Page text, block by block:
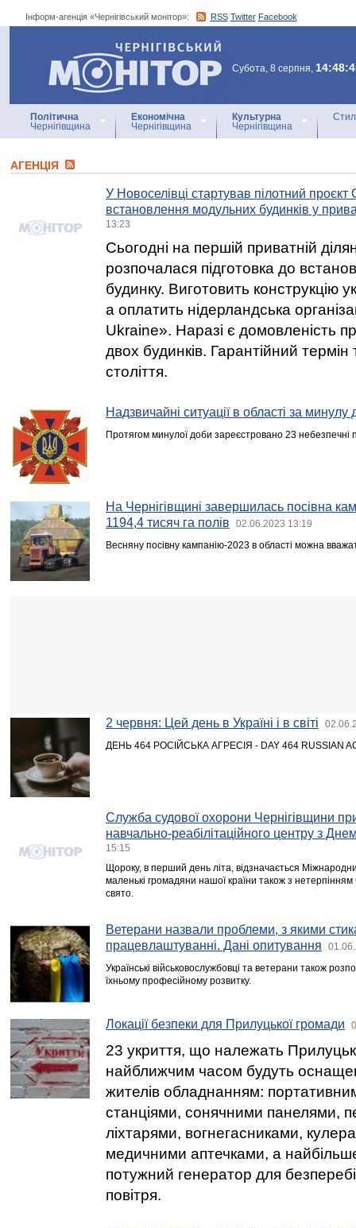
Інформ-агенція «Чернігівський монітор»: RSS Twitter Facebook
Інформ-агенція
«Чернігівський монітор»
Субота, 8 серпня,
Політична
Чернігівщина
Економічна
Чернігівщина
Культурна
Чернігівщина
АГЕНЦIЯ
У Новоселівці стартував пілотний проєкт
встановлення модульних будинків у
13:23
Сьогодні на першій приватній
розпочалася підготовка до
будинку. Виготовить конструкцію
а оплатить нідерландська
Ukraine». Наразі є домовленість
двох будинків. Гарантійний термін
століття.
Надзвичайні ситуації в області за минулу
Протягом минулої доби зареєстровано 23 небезпечні
На Чернігівщині завершилась посівна
1194,4 тисяч га полів
02.06.2023 13:19
Весняну посівну кампанію-2023 в області можна
2 червня: Цей день в Україні і в світі
ДЕНЬ 464 РОСІЙСЬКА АГРЕСІЯ - DAY 464 RUSSIAN
Служба судової охорони Чернігівщини
навчально-реабілітаційного центру з
15:15
Щороку, в перший день літа, відзначається
маленькі громадяни нашої країни також з нетерпінням
свято.
Ветерани назвали проблеми, з якими
працевлаштуванні. Дані опитування
Українські військовослужбовці та ветерани також
їхньому професійному розвитку.
Локації безпеки для Прилуцької громади
23 укриття, що належать
найближчим часом будуть
жителів обладнанням:
станціями, сонячними панелями,
ліхтарями, вогнегасниками,
медичними аптечками, а
потужний генератор для
повітря.